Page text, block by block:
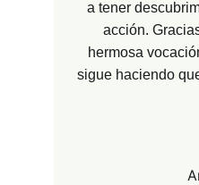
a tener
acción.
hermosa
sigue haciendo